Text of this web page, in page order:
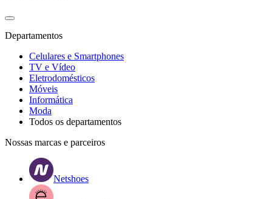
Departamentos
Celulares e Smartphones
TV e Vídeo
Eletrodomésticos
Móveis
Informática
Moda
Todos os departamentos
Nossas marcas e parceiros
Netshoes